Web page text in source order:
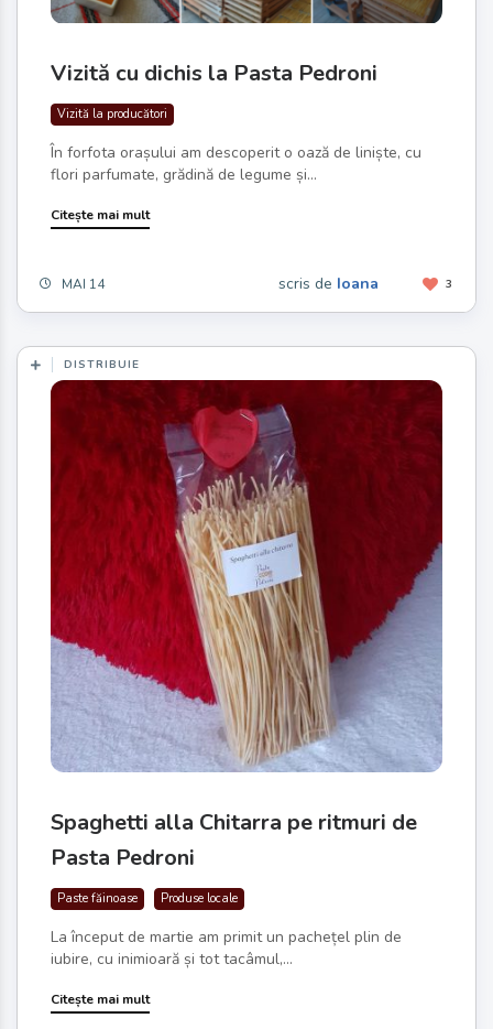
Vizită cu dichis la Pasta Pedroni
Vizită la producători
În forfota orașului am descoperit o oază de liniște, cu
flori parfumate, grădină de legume și...
Citește mai mult
MAI 14 3
scris de Ioana
DISTRIBUIE
Spaghetti alla Chitarra pe ritmuri de
Pasta Pedroni
Paste făinoase Produse locale
La început de martie am primit un pachețel plin de
iubire, cu inimioară și tot tacâmul,...
Citește mai mult